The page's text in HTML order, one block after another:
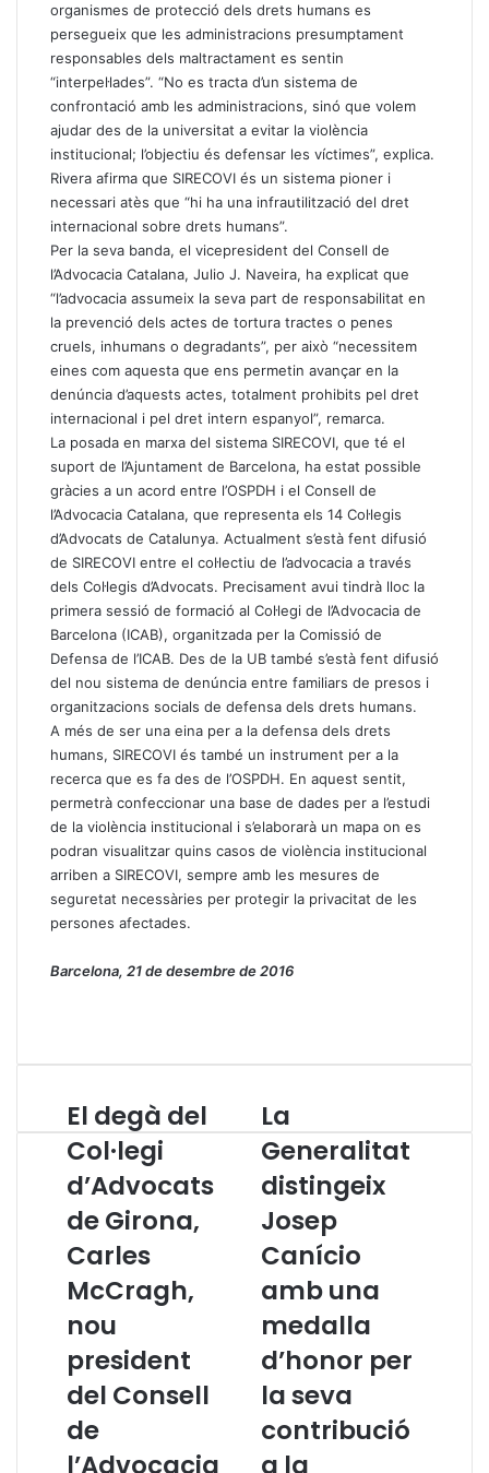
organismes de protecció dels drets humans es
persegueix que les administracions presumptament
responsables dels maltractament es sentin
“interpel·lades”. “No es tracta d’un sistema de
confrontació amb les administracions, sinó que volem
ajudar des de la universitat a evitar la violència
institucional; l’objectiu és defensar les víctimes”, explica.
Rivera afirma que SIRECOVI és un sistema pioner i
necessari atès que “hi ha una infrautilització del dret
internacional sobre drets humans”.
Per la seva banda, el vicepresident del Consell de
l’Advocacia Catalana, Julio J. Naveira, ha explicat que
“l’advocacia assumeix la seva part de responsabilitat en
la prevenció dels actes de tortura tractes o penes
cruels, inhumans o degradants”, per això “necessitem
eines com aquesta que ens permetin avançar en la
denúncia d’aquests actes, totalment prohibits pel dret
internacional i pel dret intern espanyol”, remarca.
La posada en marxa del sistema SIRECOVI, que té el
suport de l’Ajuntament de Barcelona, ha estat possible
gràcies a un acord entre l’OSPDH i el Consell de
l’Advocacia Catalana, que representa els 14 Col·legis
d’Advocats de Catalunya. Actualment s’està fent difusió
de SIRECOVI entre el col·lectiu de l’advocacia a través
dels Col·legis d’Advocats. Precisament avui tindrà lloc la
primera sessió de formació al Col·legi de l’Advocacia de
Barcelona (ICAB), organitzada per la Comissió de
Defensa de l’ICAB. Des de la UB també s’està fent difusió
del nou sistema de denúncia entre familiars de presos i
organitzacions socials de defensa dels drets humans.
A més de ser una eina per a la defensa dels drets
humans, SIRECOVI és també un instrument per a la
recerca que es fa des de l’OSPDH. En aquest sentit,
permetrà confeccionar una base de dades per a l’estudi
de la violència institucional i s’elaborarà un mapa on es
podran visualitzar quins casos de violència institucional
arriben a SIRECOVI, sempre amb les mesures de
seguretat necessàries per protegir la privacitat de les
persones afectades.
Barcelona, 21 de desembre de 2016
E
l
d
e
à
d
e
o
l
e
g
El degà del
Col·legi
d’Advocats
de Girona,
Carles
McCragh,
nou
president
del Consell
de
l’Advocacia
L
a
G
e
e
r
a
l
t
a
t
d
i
La
Generalitat
distingeix
Josep
Canício
amb una
medalla
d’honor per
la seva
contribució
a la